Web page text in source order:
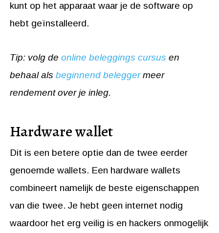
kunt op het apparaat waar je de software op
hebt geïnstalleerd.
Tip: volg de online beleggings cursus en
behaal als beginnend beleggermeer
rendement over je inleg.
Hardware wallet
Dit is een betere optie dan de twee eerder
genoemde wallets. Een hardware wallets
combineert namelijk de beste eigenschappen
van die twee. Je hebt geen internet nodig
waardoor het erg veilig is en hackers onmogelijk